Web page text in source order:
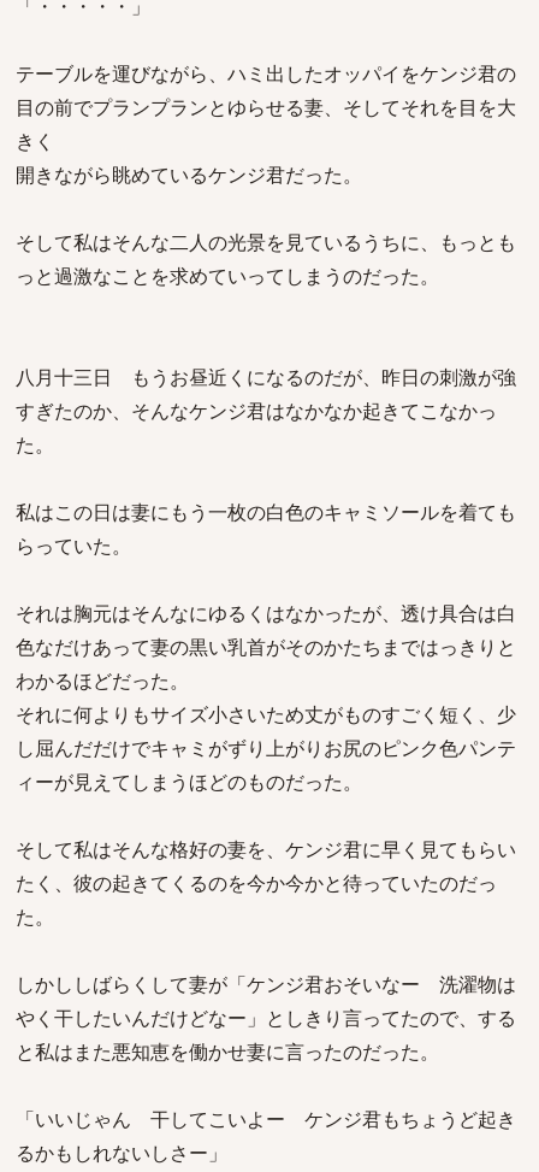
「・・・・・」
テーブルを運びながら、ハミ出したオッパイをケンジ君の
目の前でプランプランとゆらせる妻、そしてそれを目を大
きく
開きながら眺めているケンジ君だった。
そして私はそんな二人の光景を見ているうちに、もっとも
っと過激なことを求めていってしまうのだった。
八月十三日 もうお昼近くになるのだが、昨日の刺激が強
すぎたのか、そんなケンジ君はなかなか起きてこなかっ
た。
私はこの日は妻にもう一枚の白色のキャミソールを着ても
らっていた。
それは胸元はそんなにゆるくはなかったが、透け具合は白
色なだけあって妻の黒い乳首がそのかたちまではっきりと
わかるほどだった。
それに何よりもサイズ小さいため丈がものすごく短く、少
し屈んだだけでキャミがずり上がりお尻のピンク色パンテ
ィーが見えてしまうほどのものだった。
そして私はそんな格好の妻を、ケンジ君に早く見てもらい
たく、彼の起きてくるのを今か今かと待っていたのだっ
た。
しかししばらくして妻が「ケンジ君おそいなー 洗濯物は
やく干したいんだけどなー」としきり言ってたので、する
と私はまた悪知恵を働かせ妻に言ったのだった。
「いいじゃん 干してこいよー ケンジ君もちょうど起き
るかもしれないしさー」